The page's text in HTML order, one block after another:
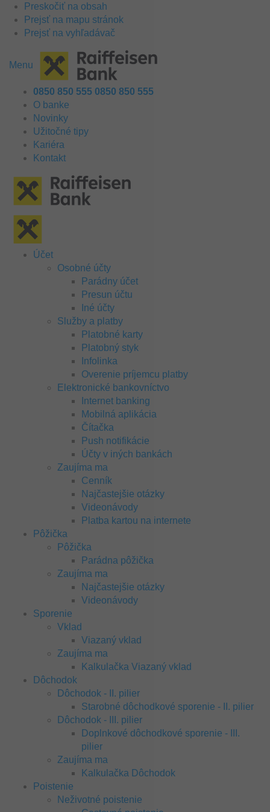
Preskočiť na obsah
Prejsť na mapu stránok
Prejsť na vyhľadávač
Menu
0850 850 555 0850 850 555
O banke
Novinky
Užitočné tipy
Kariéra
Kontakt
Účet
Osobné účty
Parádny účet
Presun účtu
Iné účty
Služby a platby
Platobné karty
Platobný styk
Infolinka
Overenie príjemcu platby
Elektronické bankovníctvo
Internet banking
Mobilná aplikácia
Čítačka
Push notifikácie
Účty v iných bankách
Zaujíma ma
Cenník
Najčastejšie otázky
Videonávody
Platba kartou na internete
Pôžička
Pôžička
Parádna pôžička
Zaujíma ma
Najčastejšie otázky
Videonávody
Sporenie
Vklad
Viazaný vklad
Zaujíma ma
Kalkulačka Viazaný vklad
Dôchodok
Dôchodok - II. pilier
Starobné dôchodkové sporenie - II. pilier
Dôchodok - III. pilier
Doplnkové dôchodkové sporenie - III.
pilier
Zaujíma ma
Kalkulačka Dôchodok
Poistenie
Neživotné poistenie